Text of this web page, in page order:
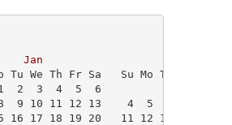
Jan
Tu We Th Fr Sa   Su Mo Tu We Th
2  3  4  5  6                1
9 10 11 12 13    4  5  6  7  8
16 17 18 19 20   11 12 13 14 15